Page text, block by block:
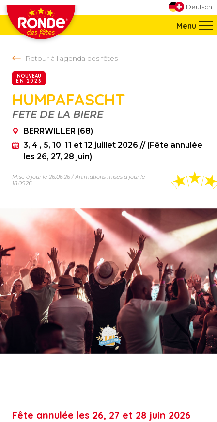
Aller directement à la navigation
Aller directement au contenu
Deutsch
Menu
Retour à l'agenda des fêtes
NOUVEAU
EN 2026
HUMPAFASCHT
BERRWILLER (68)
FETE DE LA BIERE
BERRWILLER (68)
3, 4 , 5, 10, 11 et 12 juillet 2026 // (Fête annulée
les 26, 27, 28 juin)
Mise à jour le 26.06.26 / Animations mises à jour le
18.05.26
Fête annulée les 26, 27 et 28 juin 2026